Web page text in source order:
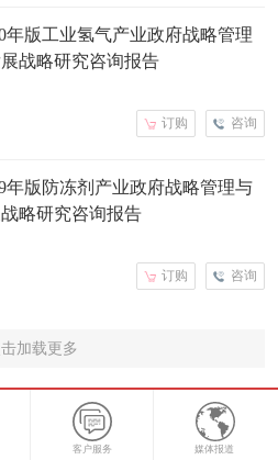
年版工业氢气产业政府战略管理
战略研究咨询报告
咨询
订购
年版防冻剂产业政府战略管理与
略研究咨询报告
咨询
订购
击加载更多
客户服务 媒体报道